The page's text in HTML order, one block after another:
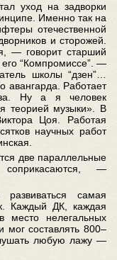
уход на задворки
Именно так на
отечественной
и сторожей.
— говорит старший
его “Компромиссе”. —
школы “дзен”…
авангарда. Работает
Ну а я человек
теорией музыки». В
Цоя. Работая
научных работ
две параллельные
—
самая
Каждый ДК, каждая
место нелегальных
мог составлять 800–
любую лажу —